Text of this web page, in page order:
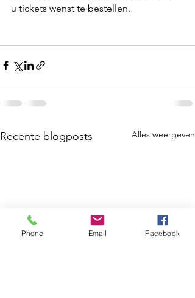
u tickets wenst te bestellen.
Recente blogposts Alles weergeven
Phone Email Facebook